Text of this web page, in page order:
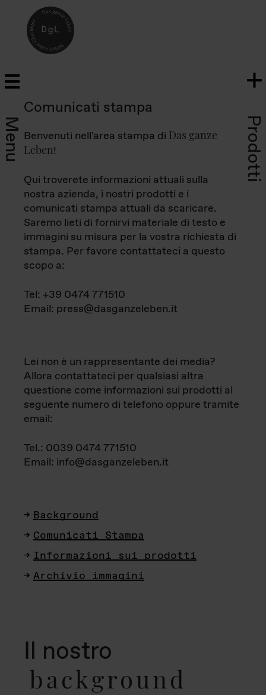
Menu Prodotti
Comunicati stampa
Benvenuti nell'area stampa di Das ganze
Leben!
Qui troverete informazioni attuali sulla
nostra azienda, i nostri prodotti e i
comunicati stampa attuali da scaricare.
Saremo lieti di fornirvi materiale di testo e
immagini su misura per la vostra richiesta di
stampa. Per favore contattateci a questo
scopo a:
Tel: +39 0474 771510
Email: press@dasganzeleben.it
Lei non è un rappresentante dei media?
Allora contattateci per qualsiasi altra
questione come informazioni sui prodotti al
seguente numero di telefono oppure tramite
email:
Tel.: 0039 0474 771510
Email: info@dasganzeleben.it
Background
Comunicati Stampa
Informazioni sui prodotti
Archivio immagini
Il nostro
background